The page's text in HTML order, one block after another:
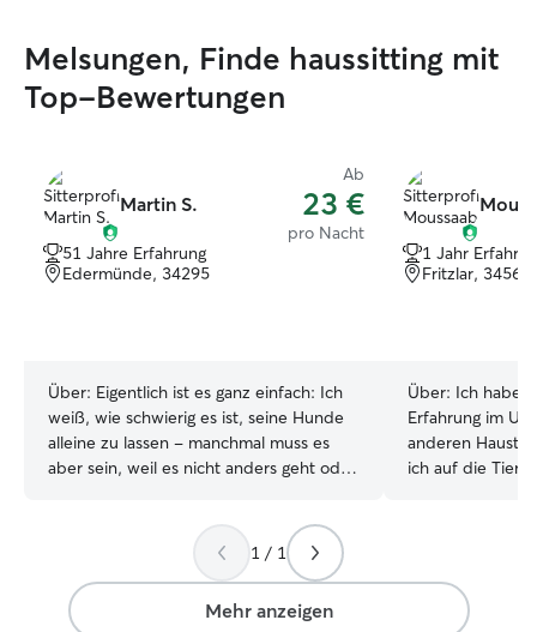
Melsungen, Finde haussitting mit
Top-Bewertungen
Martin S.
Ab
23 €
pro Nacht
51 Jahre Erfahrung
Edermünde, 34295
Über: Eigentlich ist es ganz einfach: Ich
weiß, wie schwierig es ist, seine Hunde
alleine zu lassen - manchmal muss es
aber sein, weil es nicht anders geht oder
schaue gerne auf Haus (oder Wohnung)
und Hund/e, wenn ihr nicht da seid. Ich
habe inzwischen und zum Glück alle Zeit
der Welt und kann mich ganz nach euch
1 Jahr
Fritzlar, 34560
Über: Ich habe
Erfahrung im
anderen
ich auf die Tiere
für mich immer
Student bin ich
1 / 1
Mehr anzeigen